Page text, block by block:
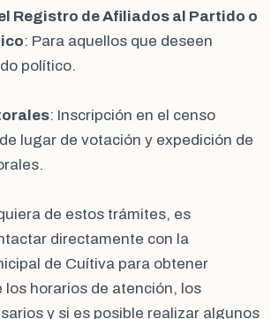
Registro de Afiliados al Partido o
: Para aquellos que deseen
político.
: Inscripción en el censo
lugar de votación y expedición de
de estos trámites, es
directamente con la
de Cuítiva para obtener
horarios de atención, los
y si es posible realizar algunos